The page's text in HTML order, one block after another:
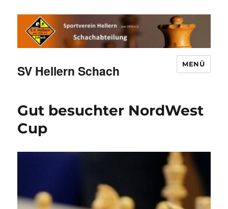
SV Hellern Schach MENÜ
Gut besuchter NordWest
Cup